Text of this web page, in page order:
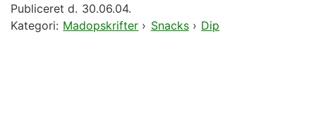
Publiceret d. 30.06.04.
Kategori: Madopskrifter › Snacks› Dip